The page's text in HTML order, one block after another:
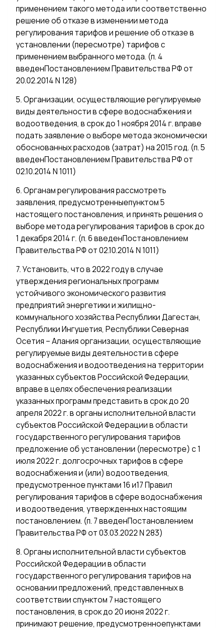
применением такого метода или соответственно
решение об отказе в изменении метода
регулирования тарифов и решение об отказе в
установлении (пересмотре) тарифов с
применением выбранного метода. (п. 4
введенПостановлением Правительства РФ от
20.02.2014 N 128)
5. Организации, осуществляющие регулируемые
виды деятельности в сфере водоснабжения и
водоотведения, в срок до 1 ноября 2014 г. вправе
подать заявление о выборе метода экономически
обоснованных расходов (затрат) на 2015 год. (п. 5
введенПостановлением Правительства РФ от
02.10.2014 N 1011)
6. Органам регулирования рассмотреть
заявления, предусмотренныепунктом 5
настоящего постановления, и принять решения о
выборе метода регулирования тарифов в срок до
1 декабря 2014 г. (п. 6 введенПостановлением
Правительства РФ от 02.10.2014 N 1011)
7. Установить, что в 2022 году в случае
утверждения региональных программ
устойчивого экономического развития
предприятий энергетики и жилищно-
коммунального хозяйства Республики Дагестан,
Республики Ингушетия, Республики Северная
Осетия – Алания организации, осуществляющие
регулируемые виды деятельности в сфере
водоснабжения и водоотведения на территории
указанных субъектов Российской Федерации,
вправе в целях обеспечения реализации
указанных программ представить в срок до 20
апреля 2022 г. в органы исполнительной власти
субъектов Российской Федерации в области
государственного регулирования тарифов
предложение об установлении (пересмотре) с 1
июля 2022 г. долгосрочных тарифов в сфере
водоснабжения и (или) водоотведения,
предусмотренное пунктами 16 и17 Правил
регулирования тарифов в сфере водоснабжения
и водоотведения, утвержденных настоящим
постановлением. (п. 7 введенПостановлением
Правительства РФ от 03.03.2022 N 283)
8. Органы исполнительной власти субъектов
Российской Федерации в области
государственного регулирования тарифов на
основании предложений, представленных в
соответствии спунктом 7 настоящего
постановления, в срок до 20 июня 2022 г.
принимают решение, предусмотренноепунктами